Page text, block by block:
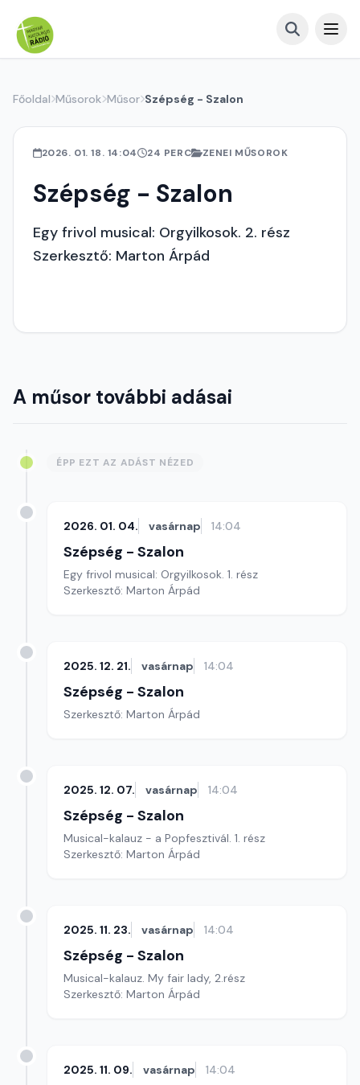
Főoldal Műsorok Műsor Szépség - Szalon
2026. 01. 18. 14:04 24 PERC ZENEI MŰSOROK
Szépség - Szalon
Egy frivol musical: Orgyilkosok. 2. rész
Szerkesztő: Marton Árpád
A műsor további adásai
ÉPP EZT AZ ADÁST NÉZED
2026. 01. 04. vasárnap 14:04
Szépség - Szalon
Egy frivol musical: Orgyilkosok. 1. rész
Szerkesztő: Marton Árpád
2025. 12. 21. vasárnap 14:04
Szépség - Szalon
Szerkesztő: Marton Árpád
2025. 12. 07. vasárnap 14:04
Szépség - Szalon
Musical-kalauz - a Popfesztivál. 1. rész
Szerkesztő: Marton Árpád
2025. 11. 23. vasárnap 14:04
Szépség - Szalon
Musical-kalauz. My fair lady, 2.rész
Szerkesztő: Marton Árpád
2025. 11. 09. vasárnap 14:04